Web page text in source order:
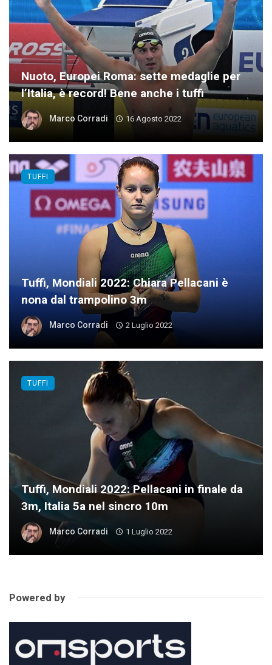
Nuoto, Europei Roma: sette medaglie per
l’Italia, è record! Bene anche i tuffi
Marco Corradi 16 Agosto 2022
Tuffi, Mondiali 2022: Chiara Pellacani è
nona dal trampolino 3m
Marco Corradi 2 Luglio 2022
TUFFI
Tuffi, Mondiali 2022: Pellacani in finale da
3m, Italia 5a nel sincro 10m
Marco Corradi 1 Luglio 2022
TUFFI
Powered by